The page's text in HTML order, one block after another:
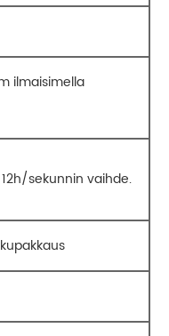
ilmaisimella
sekunnin vaihde.